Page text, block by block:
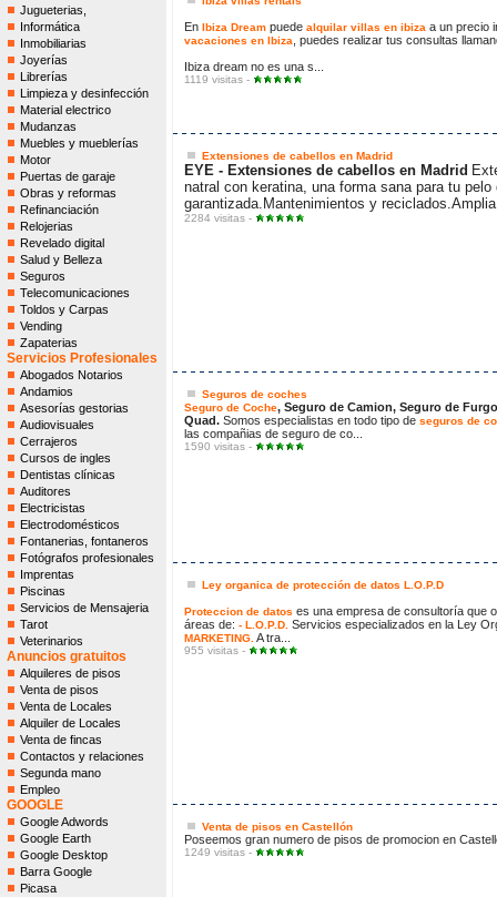
Jugueterias,
Informática
Inmobiliarias
Joyerías
Librerías
Limpieza y desinfección
Material electrico
Mudanzas
Muebles y mueblerías
Motor
Puertas de garaje
Obras y reformas
Refinanciación
Relojerias
Revelado digital
Salud y Belleza
Seguros
Telecomunicaciones
Toldos y Carpas
Vending
Zapaterias
Servicios Profesionales
Abogados Notarios
Andamios
Asesorías gestorias
Audiovisuales
Cerrajeros
Cursos de ingles
Dentistas clínicas
Auditores
Electricistas
Electrodomésticos
Fontanerias, fontaneros
Fotógrafos profesionales
Imprentas
Piscinas
Servicios de Mensajeria
Tarot
Veterinarios
Anuncios gratuitos
Alquileres de pisos
Venta de pisos
Venta de Locales
Alquiler de Locales
Venta de fincas
Contactos y relaciones
Segunda mano
Empleo
GOOGLE
Google Adwords
Google Earth
Google Desktop
Barra Google
Picasa
En Ibiza Dreampuede alquilar villas en ibiza a un precio
vacaciones en Ibiza
, puedes realizar tus consultas
Ibiza dream no es una s...
1119 visitas -
Extensiones de cabellos en Madrid
EYE - Extensiones de cabellos en Madrid
natral con keratina, una forma sana para tu
garantizada.Mantenimientos y
2284 visitas -
Seguros de coches
Seguro de Coche, Seguro de Camion, Seguro de
Quad.Somos especialistas en todo tipo de seguros de
las compañias de seguro de co...
1590 visitas -
Ley organica de protección de datos L.O.P.D
Proteccion de datos es una empresa de consultoría que
áreas de: - L.O.P.D. Servicios especializados en la Ley
MARKETING. A tra...
955 visitas -
Venta de pisos en Castellón
Poseemos gran numero de pisos de promocion en
1249 visitas -